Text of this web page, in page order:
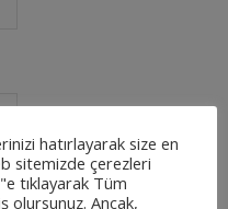
hatırlayarak size en
sitemizde çerezleri
tıklayarak Tüm
olursunuz. Ancak,